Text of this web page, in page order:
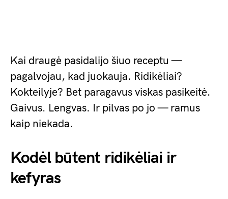
Kai draugė pasidalijo šiuo receptu —
pagalvojau, kad juokauja. Ridikėliai?
Kokteilyje? Bet paragavus viskas pasikeitė.
Gaivus. Lengvas. Ir pilvas po jo — ramus
kaip niekada.
Kodėl būtent ridikėliai ir
kefyras